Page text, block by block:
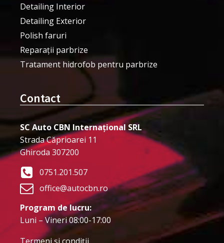
Detailing Interior
Detailing Exterior
Polish faruri
Reparații parbrize
Tratament hidrofob pentru parbrize
Contact
SC Auto CBN Internațional SRL
Strada Căprioarei 11
Ghiroda 307200
0751.201.507
office@autocbn.ro
Program de lucru:
Luni – Vineri 08:00-17:00